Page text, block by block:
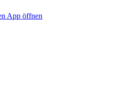
App öffnen